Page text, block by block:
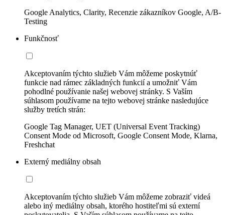
Google Analytics, Clarity, Recenzie zákazníkov Google, A/B-
Testing
Funkčnosť
Akceptovaním týchto služieb Vám môžeme poskytnúť
funkcie nad rámec základných funkcií a umožniť Vám
pohodlné používanie našej webovej stránky. S Vaším
súhlasom používame na tejto webovej stránke nasledujúce
služby tretích strán:
Google Tag Manager, UET (Universal Event Tracking)
Consent Mode od Microsoft, Google Consent Mode, Klarna,
Freshchat
Externý mediálny obsah
Akceptovaním týchto služieb Vám môžeme zobraziť videá
alebo iný mediálny obsah, ktorého hostiteľmi sú externí